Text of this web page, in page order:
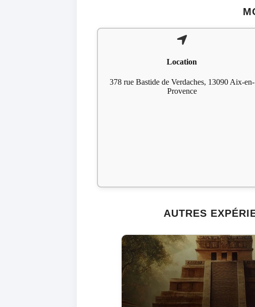
Location
378 rue Bastide de Verdaches, 13090 Aix-en-
Provence
AUTRES